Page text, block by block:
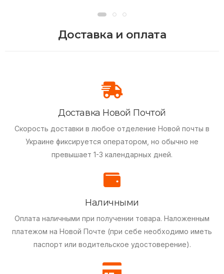
Доставка и оплата
Доставка Новой Почтой
Скорость доставки в любое отделение Новой почты в
Украине фиксируется оператором, но обычно не
превышает 1-3 календарных дней.
Наличными
Оплата наличными при получении товара. Наложенным
платежом на Новой Почте (при себе необходимо иметь
паспорт или водительское удостоверение).